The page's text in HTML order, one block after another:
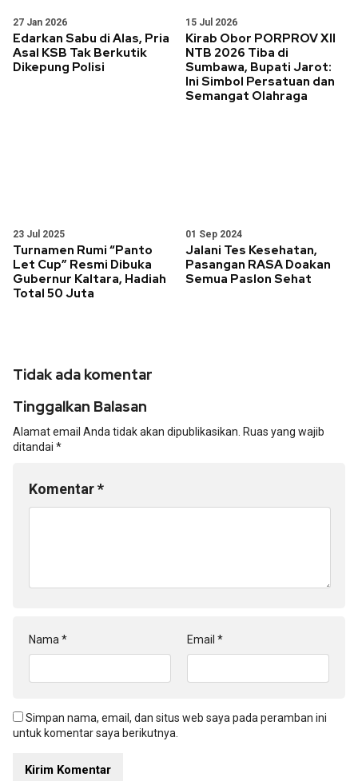
27 Jan 2026
Edarkan Sabu di Alas, Pria
Asal KSB Tak Berkutik
Dikepung Polisi
15 Jul 2026
Kirab Obor PORPROV XII
NTB 2026 Tiba di
Sumbawa, Bupati Jarot:
Ini Simbol Persatuan dan
Semangat Olahraga
23 Jul 2025
Turnamen Rumi “Panto
Let Cup” Resmi Dibuka
Gubernur Kaltara, Hadiah
Total 50 Juta
01 Sep 2024
Jalani Tes Kesehatan,
Pasangan RASA Doakan
Semua Paslon Sehat
Tidak ada komentar
Tinggalkan Balasan
Alamat email Anda tidak akan dipublikasikan. Ruas yang wajib
ditandai *
Komentar*
Nama * Email *
Simpan nama, email, dan situs web saya pada peramban ini
untuk komentar saya berikutnya.